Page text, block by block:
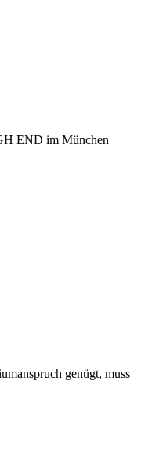
END im München
genügt, muss